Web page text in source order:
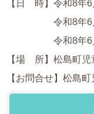
【日 時】令和8年
令和8年6月19
令和8年6月20
【場 所】松島町児
【お問合せ】松島